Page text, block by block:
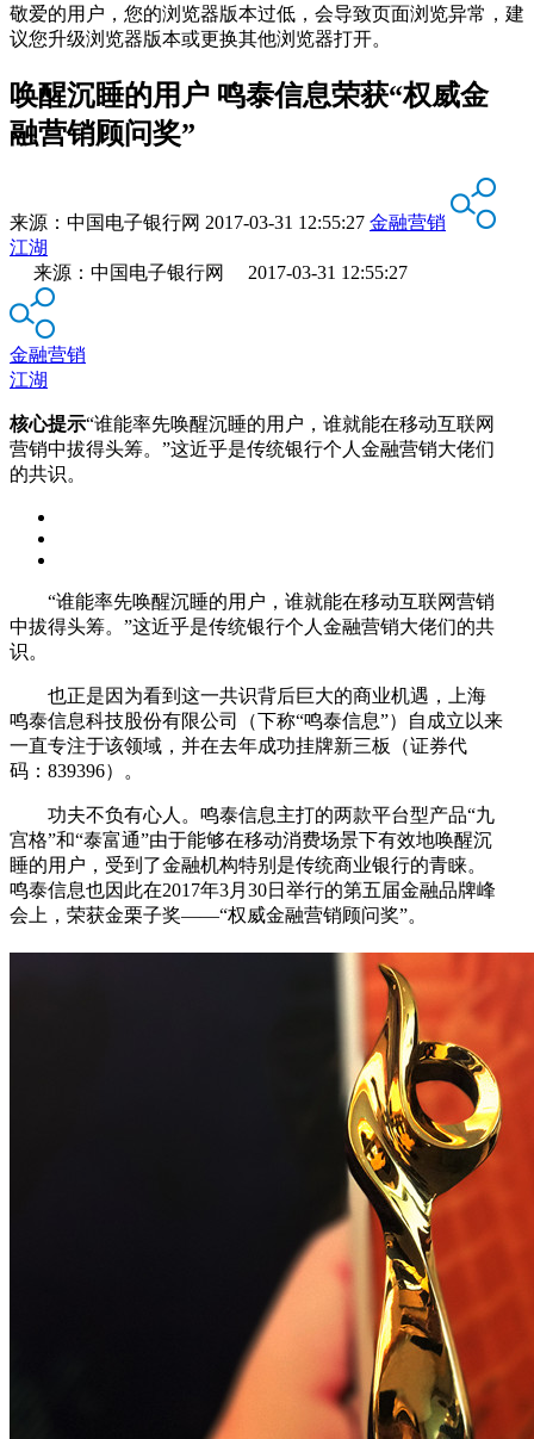
敬爱的用户，您的浏览器版本过低，会导致页面浏览异常，建
议您升级浏览器版本或更换其他浏览器打开。
唤醒沉睡的用户 鸣泰信息荣获“权威金
融营销顾问奖”
来源： 中国电子银行网 2017-03-31 12:55:27 金融营销
江湖
来源：中国电子银行网 2017-03-31 12:55:27
金融营销
江湖
核心提示“谁能率先唤醒沉睡的用户，谁就能在移动互联网
营销中拔得头筹。”这近乎是传统银行个人金融营销大佬们
的共识。
“谁能率先唤醒沉睡的用户，谁就能在移动互联网营销
中拔得头筹。”这近乎是传统银行个人金融营销大佬们的共
识。
也正是因为看到这一共识背后巨大的商业机遇，上海
鸣泰信息科技股份有限公司（下称“鸣泰信息”）自成立以来
一直专注于该领域，并在去年成功挂牌新三板（证券代
码：839396）。
功夫不负有心人。鸣泰信息主打的两款平台型产品“九
宫格”和“泰富通”由于能够在移动消费场景下有效地唤醒沉
睡的用户，受到了金融机构特别是传统商业银行的青睐。
鸣泰信息也因此在2017年3月30日举行的第五届金融品牌峰
会上，荣获金栗子奖——“权威金融营销顾问奖”。